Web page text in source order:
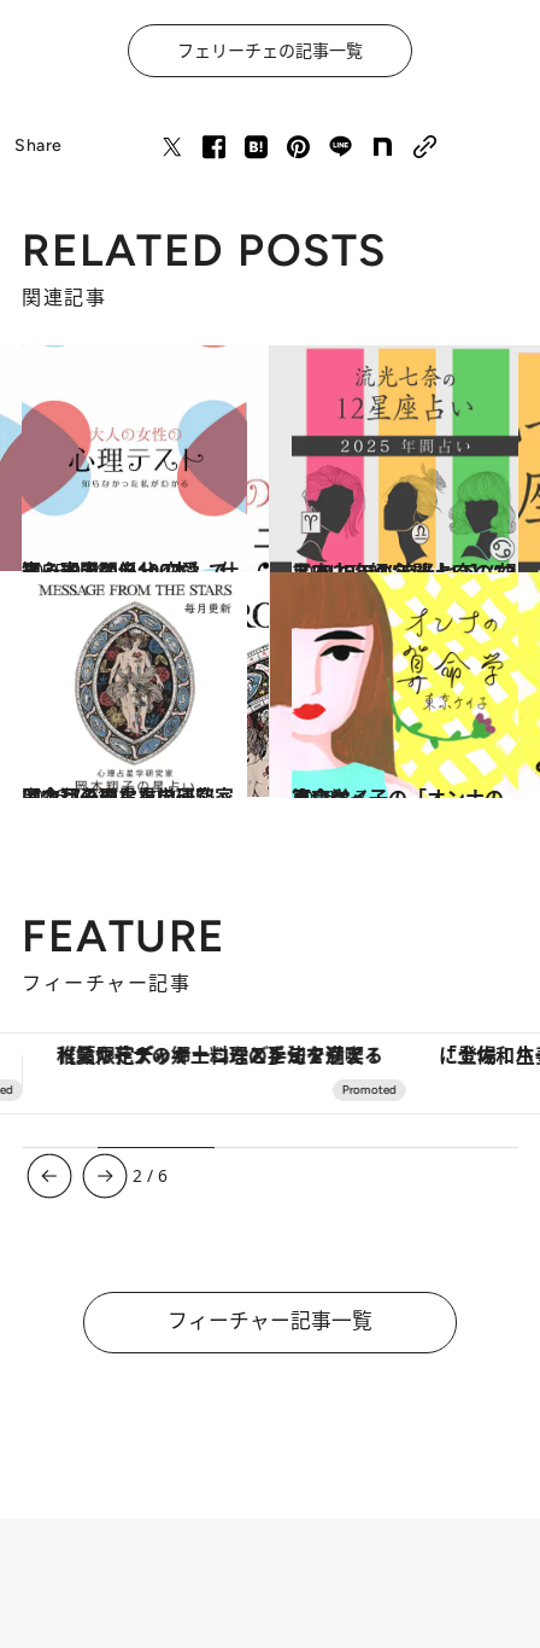
フェリーチェの記事一覧
Share
RELATED POSTS
関連記事
2025.9.28
【心理テスト100本】で知る本当の自分 恋愛、仕事、人間関係…
占い 2024.12.13
【2025年の年間占い】“視える占い師”流光七奈の12星座占い
占い
2026.7.31
【今月のあなたの運勢は？】心理占星学研究家 岡本翔子の星占い
占い 2026.8.7
東京ケイ子の「オンナの算命学」
占い
FEATURE
フィーチャー記事
「土佐和ハーブかき氷」がOMO7高知に登場！生姜、山椒、大葉など目にも舌にも涼を呼ぶ郷土の味
3 /6
フィーチャー記事一覧